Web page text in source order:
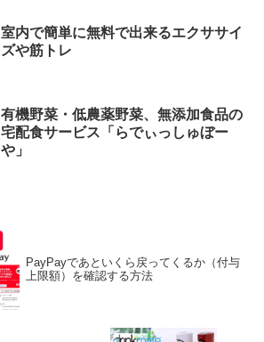
室内で簡単に無料で出来るエクササイ
ズや筋トレ
有機野菜・低農薬野菜、無添加食品の
宅配食サービス「らでぃっしゅぼー
や」
PayPayであといくら戻ってくるか（付与
上限額）を確認する方法